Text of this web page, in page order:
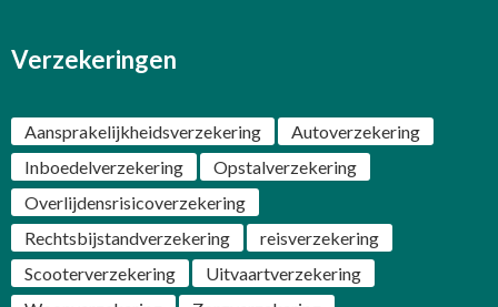
Verzekeringen
Aansprakelijkheidsverzekering
Autoverzekering
Inboedelverzekering
Opstalverzekering
Overlijdensrisicoverzekering
Rechtsbijstandverzekering
reisverzekering
Scooterverzekering
Uitvaartverzekering